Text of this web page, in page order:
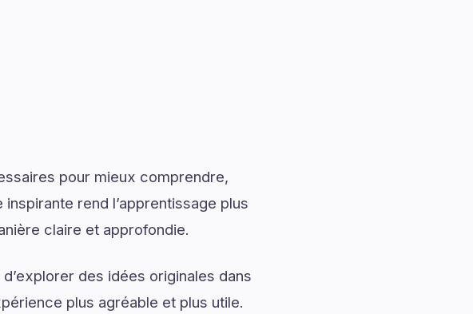
pour mieux comprendre,
rend l’apprentissage plus
claire et approfondie.
des idées originales dans
plus agréable et plus utile.